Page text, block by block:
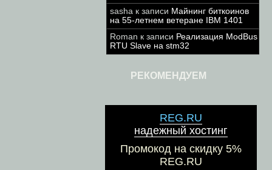
sasha к записи Майнинг биткоинов
на 55-летнем ветеране IBM 1401
Roman к записи Реализация ModBus
RTU Slave на stm32
РЕКОМЕНДУЕМ
REG.RU
надежный хостинг
Промокод на скидку 5%
REG.RU